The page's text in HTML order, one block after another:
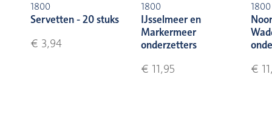
1800
Servetten - 20 stuks
€ 3,94
1800
IJsselmeer en
Markermeer
onderzetters
€ 11,95
1800
€